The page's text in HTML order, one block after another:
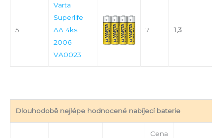
5.
Varta
Superlife
AA 4ks
2006
VA0023
7 1,3
Dlouhodobě nejlépe hodnocené nabíjecí baterie
Cena